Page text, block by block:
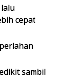
cepat
sambil